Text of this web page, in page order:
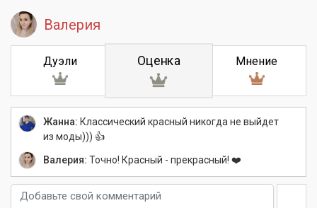
Валерия
Дуэли Оценка Мнение
Жанна: Классический красный никогда не выйдет
из моды))) 👍
Валерия: Точно! Красный - прекрасный! ❤️